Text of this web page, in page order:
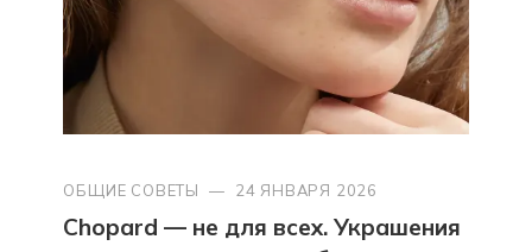
ОБЩИЕ СОВЕТЫ — 24 ЯНВАРЯ 2026
Chopard — не для всех. Украшения